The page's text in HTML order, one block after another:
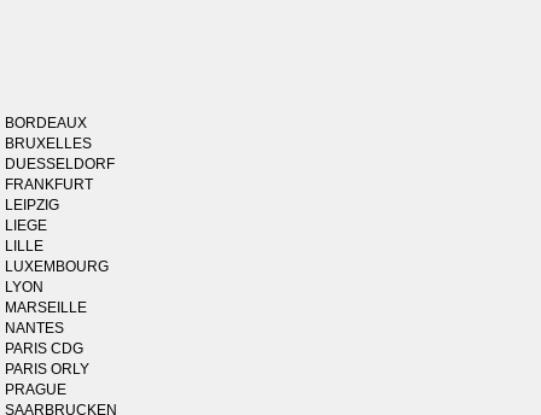
BORDEAUX
BRUXELLES
DUESSELDORF
FRANKFURT
LEIPZIG
LIEGE
LILLE
LUXEMBOURG
LYON
MARSEILLE
NANTES
PARIS CDG
PARIS ORLY
PRAGUE
SAARBRUCKEN